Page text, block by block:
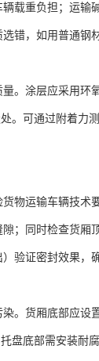
载重负担；运
错，如用普通钢
。涂层应采用
。可通过附着
物运输车辆技
；同时检查货
验证密封效果，
。货厢底部应
盘底部需安装